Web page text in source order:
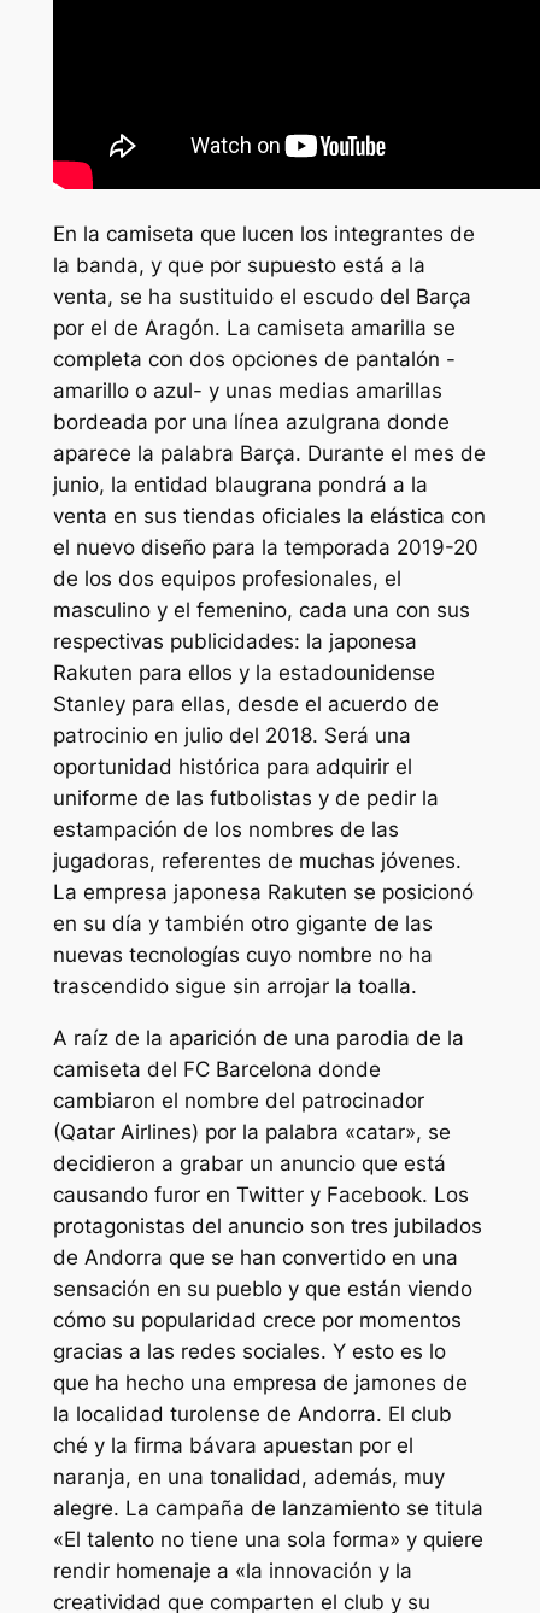
En la camiseta que lucen los integrantes de
la banda, y que por supuesto está a la
venta, se ha sustituido el escudo del Barça
por el de Aragón. La camiseta amarilla se
completa con dos opciones de pantalón -
amarillo o azul- y unas medias amarillas
bordeada por una línea azulgrana donde
aparece la palabra Barça. Durante el mes de
junio, la entidad blaugrana pondrá a la
venta en sus tiendas oficiales la elástica con
el nuevo diseño para la temporada 2019-20
de los dos equipos profesionales, el
masculino y el femenino, cada una con sus
respectivas publicidades: la japonesa
Rakuten para ellos y la estadounidense
Stanley para ellas, desde el acuerdo de
patrocinio en julio del 2018. Será una
oportunidad histórica para adquirir el
uniforme de las futbolistas y de pedir la
estampación de los nombres de las
jugadoras, referentes de muchas jóvenes.
La empresa japonesa Rakuten se posicionó
en su día y también otro gigante de las
nuevas tecnologías cuyo nombre no ha
trascendido sigue sin arrojar la toalla.
A raíz de la aparición de una parodia de la
camiseta del FC Barcelona donde
cambiaron el nombre del patrocinador
(Qatar Airlines) por la palabra «catar», se
decidieron a grabar un anuncio que está
causando furor en Twitter y Facebook. Los
protagonistas del anuncio son tres jubilados
de Andorra que se han convertido en una
sensación en su pueblo y que están viendo
cómo su popularidad crece por momentos
gracias a las redes sociales. Y esto es lo
que ha hecho una empresa de jamones de
la localidad turolense de Andorra. El club
ché y la firma bávara apuestan por el
naranja, en una tonalidad, además, muy
alegre. La campaña de lanzamiento se titula
«El talento no tiene una sola forma» y quiere
rendir homenaje a «la innovación y la
creatividad que comparten el club y su